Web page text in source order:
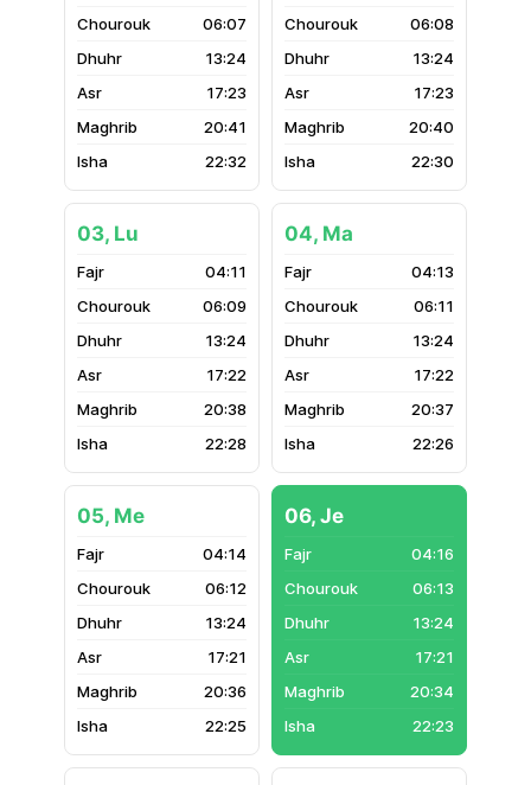
06:07
13:24
17:23
20:41
22:32
06:08
13:24
17:23
20:40
22:30
03, Lu
04:11
06:09
13:24
17:22
20:38
22:28
04, Ma
04:13
06:11
13:24
17:22
20:37
22:26
05, Me
04:14
06:12
13:24
17:21
20:36
22:25
06, Je
04:16
06:13
13:24
17:21
20:34
22:23